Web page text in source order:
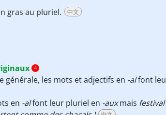
gras au pluriel. 中文
4
générale, les mots et adjectifs en -alfont
en -alfont leur pluriel en -auxmais festival